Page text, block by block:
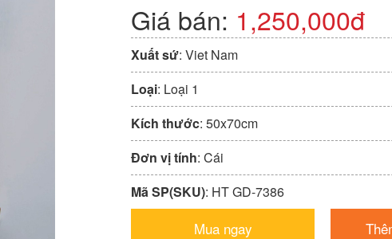
Giá bán: 1,250,000đ
Xuất sứ: Viet Nam
Loại: Loại 1
Kích thước: 50x70cm
Đơn vị tính: Cái
Mã SP(SKU): HT GD-7386
Mua ngay